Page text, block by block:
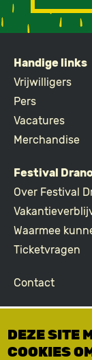
FOOTER
Handige links
Vrijwilligers
Pers
Vacatures
Merchandise
Festival
Over Festival
Waarmee
Ticketvragen
Contact
Podcast
Facebook
DEZE SITE
COOKIES